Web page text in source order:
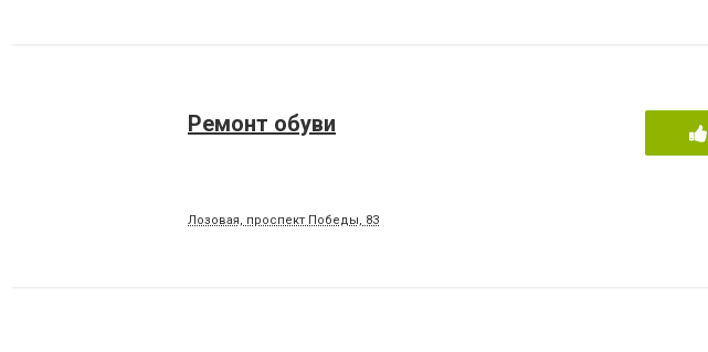
Ремонт обуви
Лозовая, проспект Победы, 83